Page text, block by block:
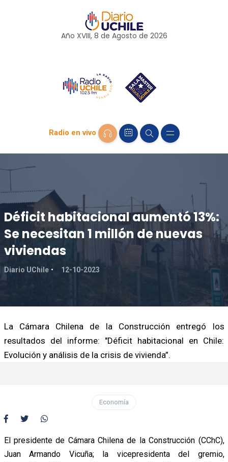
Año XVIII, 8 de Agosto de 2026
Radio en vivo
Déficit habitacional aumentó 13%:
Se necesitan 1 millón de nuevas
viviendas
Diario UChile 12-10-2023
La Cámara Chilena de la Construcción entregó los
resultados del informe: "Déficit habitacional en Chile:
Evolución y análisis de la crisis de vivienda”.
Economía
El presidente de Cámara Chilena de la Construcción (CChC),
Juan Armando Vicuña; la vicepresidenta del gremio,